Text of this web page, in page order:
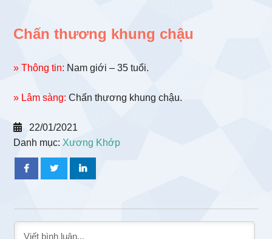
Chấn thương khung chậu
» Thông tin: Nam giới – 35 tuổi.
» Lâm sàng: Chấn thương khung chậu.
22/01/2021
Danh mục: Xương Khớp